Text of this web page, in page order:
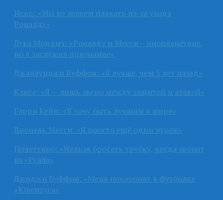
Иско: «Мы не можем плакать из-за ухода
Роналду»
Лука Модрич: «Роналду и Месси – инопланетяне,
но я заслужил признание»
Джанлуиджи Буффон: «Я лучше, чем 5 лет назад»
Канте: «Я — лишь звено между защитой и атакой»
Гарри Кейн: «Я хочу быть лучшим в мире»
Лионель Месси: «Я просто ещё один игрок»
Почеттино: «Нельзя бросать трубку, когда звонят
из «Реала»
Джиджи Буффон: «Меня похоронят в футболке
«Ювентуса»